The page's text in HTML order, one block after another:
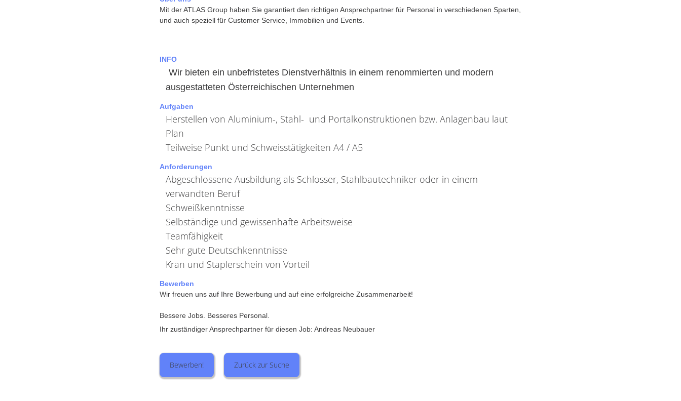
Mit der ATLAS Group haben Sie garantiert den richtigen Ansprechpartner für Personal in verschiedenen Sparten,
und auch speziell für Customer Service, Immobilien und Events.
INFO
Wir bieten ein unbefristetes Dienstverhältnis in einem renommierten und modern
ausgestatteten Österreichischen Unternehmen
Aufgaben
Herstellen von Aluminium-, Stahl- und Portalkonstruktionen bzw. Anlagenbau laut
Plan
Teilweise Punkt und Schweisstätigkeiten A4 / A5
Anforderungen
Abgeschlossene Ausbildung als Schlosser, Stahlbautechniker oder in einem
verwandten Beruf
Schweißkenntnisse
Selbständige und gewissenhafte Arbeitsweise
Teamfähigkeit
Sehr gute Deutschkenntnisse
Kran und Staplerschein von Vorteil
Bewerben
Wir freuen uns auf Ihre Bewerbung und auf eine erfolgreiche Zusammenarbeit!
Bessere Jobs. Besseres Personal.
Ihr zuständiger Ansprechpartner für diesen Job: Andreas Neubauer
Bewerben! Zurück zur Suche